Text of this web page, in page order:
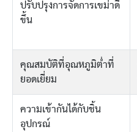
ปรับปรุงการจัดการเขม่าดี
ขึ้น
คุณสมบัติที่อุณหภูมิต่ำที่
ยอดเยี่ยม
ความเข้ากันได้กับชิ้น
อุปกรณ์